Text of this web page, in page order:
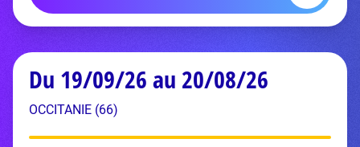
Du 19/09/26 au 20/08/26
OCCITANIE (66)